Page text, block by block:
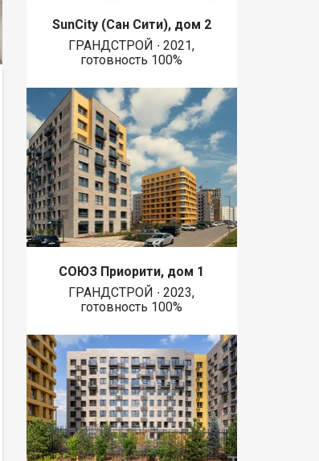
SunCity (Сан Сити), дом 2
ГРАНДСТРОЙ ∙ 2021,
готовность 100%
СОЮЗ Приорити, дом 1
ГРАНДСТРОЙ ∙ 2023,
готовность 100%